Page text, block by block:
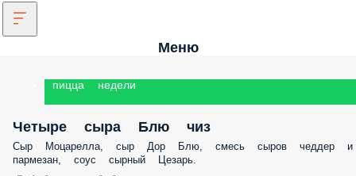
Меню
пицца недели
Четыре сыра Блю чиз
Сыр Моцарелла, сыр Дор Блю, смесь сыров чеддер и
пармезан, соус сырный Цезарь.